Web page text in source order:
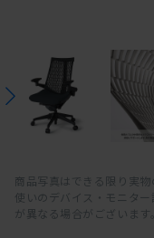
商品写真はできる限り実
使いのデバイス・モニタ
が異なる場合がございます。